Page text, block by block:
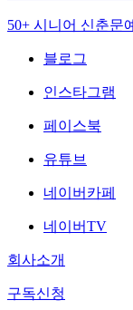
50+ 시니어 신춘문예
블로그
인스타그램
페이스북
유튜브
네이버카페
네이버TV
회사소개
구독신청